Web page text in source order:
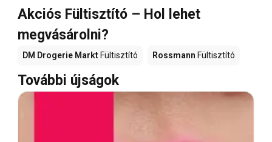
Akciós Fültisztító – Hol lehet
megvásárolni?
DM Drogerie Markt Fültisztító Rossmann Fültisztító
További újságok